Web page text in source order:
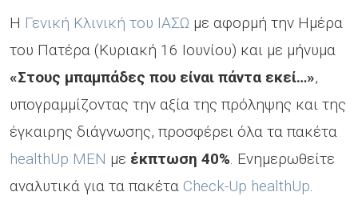
H Γενική Κλινική του ΙΑΣΩ με αφορμή την Ημέρα
του Πατέρα (Κυριακή 16 Ιουνίου) και με μήνυμα
«Στους μπαμπάδες που είναι πάντα εκεί…»,
υπογραμμίζοντας την αξία της πρόληψης και της
έγκαιρης διάγνωσης, προσφέρει όλα τα πακέτα
healthUp ΜΕΝ με έκπτωση 40%. Ενημερωθείτε
αναλυτικά για τα πακέτα Check-Up healthUp.